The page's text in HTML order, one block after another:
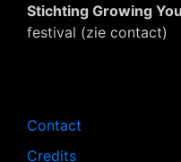
Stichting Growing
festival (zie contact)
Contact
Credits